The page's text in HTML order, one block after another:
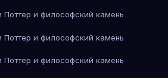
и философский камень
и философский камень
и философский камень